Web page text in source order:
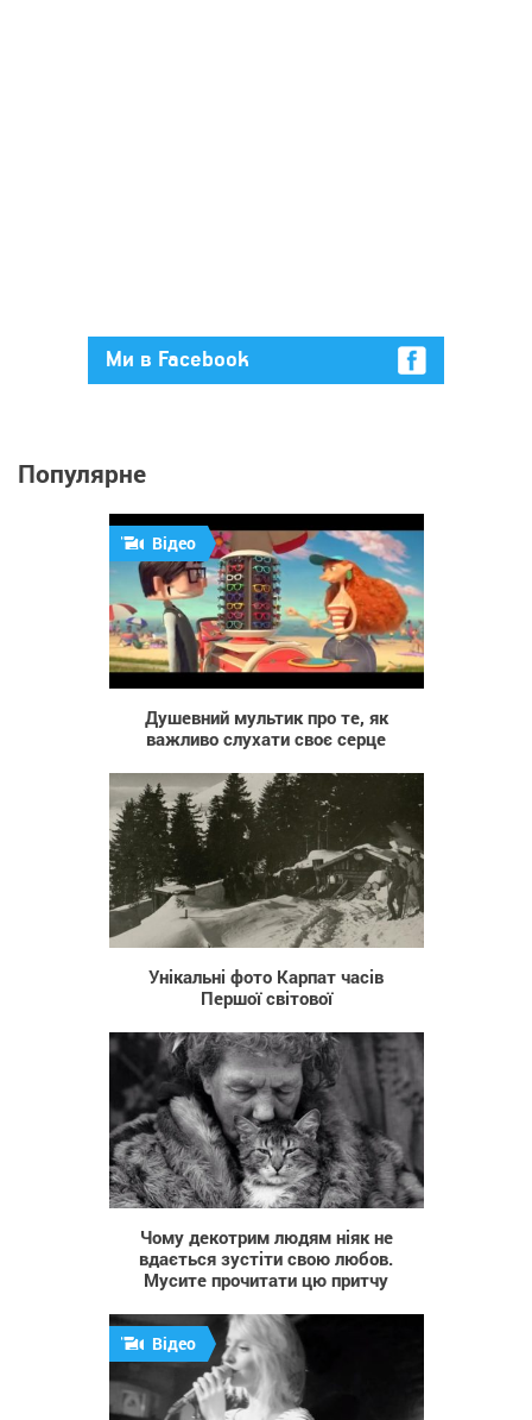
Ми в Facebook
Популярне
904
Відео
Душевний мультик про те, як
важливо слухати своє серце
800
Унікальні фото Карпат часів
Першої світової
522
Чому декотрим людям ніяк не
вдається зустіти свою любов.
Мусите прочитати цю притчу
Відео